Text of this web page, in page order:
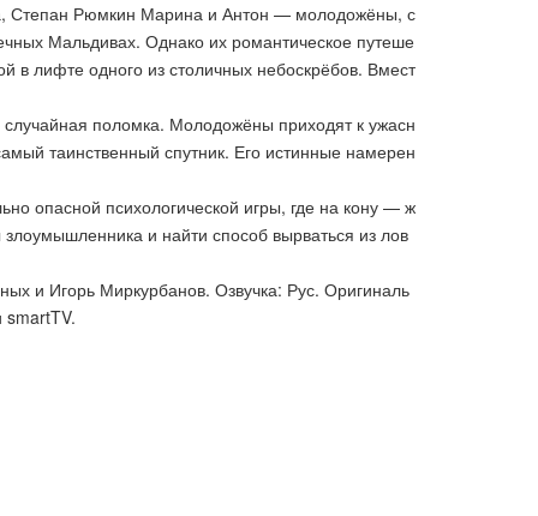
Степан Рюмкин Марина и Антон — молодожёны, с
Мальдивах. Однако их романтическое путеше
в лифте одного из столичных небоскрёбов. Вмест
поломка. Молодожёны приходят к ужасн
таинственный спутник. Его истинные намерен
опасной психологической игры, где на кону — ж
и найти способ вырваться из лов
и Игорь Миркурбанов. Озвучка: Рус. Оригиналь
smartTV.